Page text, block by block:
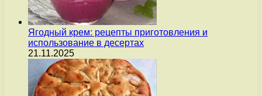
Ягодный крем: рецепты приготовления и
использование в десертах
21.11.2025